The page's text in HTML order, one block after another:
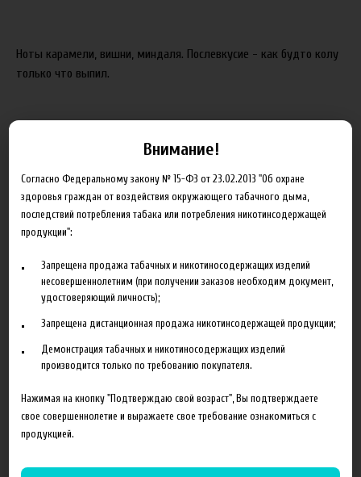
Ноты карамели, вишни, миндаля. Послевкусие - как будто колу
только что выпил.
В корзину
Добавить в сравнение
Описание Характеристики Отзывы
Состав готовой жидкости:
Пропиленгликоль(PG)
Внимание!
Согласно Федеральному закону № 15-ФЗ от 23.02.2013 "Об охране
здоровья граждан от воздействия окружающего табачного дыма,
последствий потребления табака или потребления никотинсодержащей
продукции":
Запрещена продажа табачных и никотиносодержащих изделий
несовершеннолетним (при получении заказов необходим документ,
удостоверяющий личность);
Запрещена дистанционная продажа никотинсодержащей продукции;
Демонстрация табачных и никотиносодержащих изделий
производится только по требованию покупателя.
Нажимая на кнопку "Подтверждаю свой возраст", Вы подтверждаете
свое совершеннолетие и выражаете свое требование ознакомиться с
продукцией.